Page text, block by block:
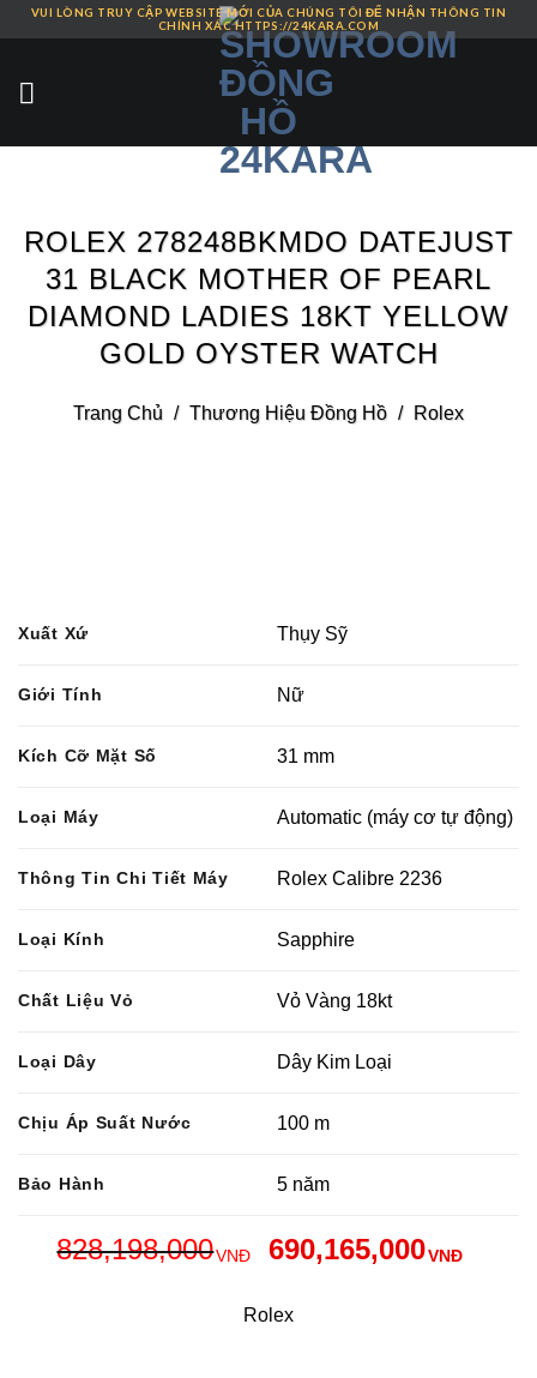
Skip
content
VUI LÒNG TRUY CẬP WEBSITE MỚI CỦA CHÚNG TÔI ĐỂ NHẬN THÔNG TIN
CHÍNH XÁC HTTPS://24KARA.COM
ROLEX 278248BKMDO DATEJUST
31 BLACK MOTHER OF PEARL
DIAMOND LADIES 18KT YELLOW
GOLD OYSTER WATCH
Trang Chủ / Thương Hiệu Đồng Hồ / Rolex
Xuất Xứ Thụy Sỹ
Giới Tính Nữ
Kích Cỡ Mặt Số 31 mm
Loại Máy Automatic (máy cơ tự động)
Thông Tin Chi Tiết Máy Rolex Calibre 2236
Loại Kính Sapphire
Chất Liệu Vỏ Vỏ Vàng 18kt
Loại Dây Dây Kim Loại
Chịu Áp Suất Nước 100 m
Bảo Hành 5 năm
828,198,000VNĐ 690,165,000VNĐ
Rolex